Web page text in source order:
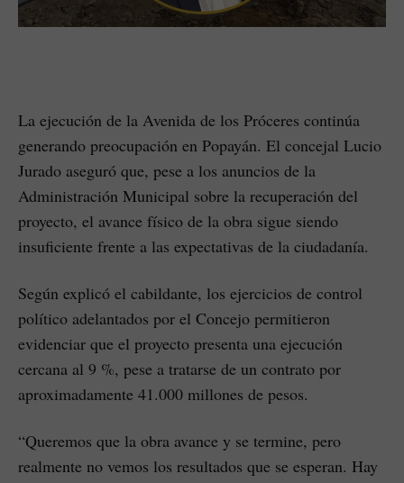
La ejecución de la Avenida de los Próceres continúa
generando preocupación en Popayán. El concejal Lucio
Jurado aseguró que, pese a los anuncios de la
Administración Municipal sobre la recuperación del
proyecto, el avance físico de la obra sigue siendo
insuficiente frente a las expectativas de la ciudadanía.
Según explicó el cabildante, los ejercicios de control
político adelantados por el Concejo permitieron
evidenciar que el proyecto presenta una ejecución
cercana al 9 %, pese a tratarse de un contrato por
aproximadamente 41.000 millones de pesos.
“Queremos que la obra avance y se termine, pero
realmente no vemos los resultados que se esperan. Hay